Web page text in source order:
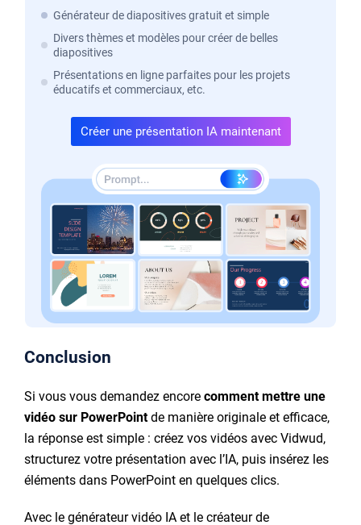
Générateur de diapositives gratuit et simple
Divers thèmes et modèles pour créer de belles
diapositives
Présentations en ligne parfaites pour les projets
éducatifs et commerciaux, etc.
Créer une présentation IA maintenant
Conclusion
Si vous vous demandez encore comment mettre une
vidéo sur PowerPointde manière originale et efficace,
la réponse est simple : créez vos vidéos avec Vidwud,
structurez votre présentation avec l’IA, puis insérez les
éléments dans PowerPoint en quelques clics.
Avec le générateur vidéo IA et le créateur de